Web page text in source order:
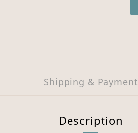
Shipping & Payment
Description